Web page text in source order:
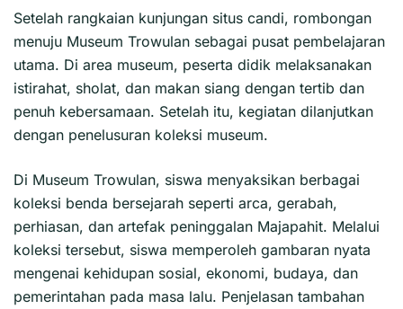
Setelah rangkaian kunjungan situs candi, rombongan
menuju Museum Trowulan sebagai pusat pembelajaran
utama. Di area museum, peserta didik melaksanakan
istirahat, sholat, dan makan siang dengan tertib dan
penuh kebersamaan. Setelah itu, kegiatan dilanjutkan
dengan penelusuran koleksi museum.
Di Museum Trowulan, siswa menyaksikan berbagai
koleksi benda bersejarah seperti arca, gerabah,
perhiasan, dan artefak peninggalan Majapahit. Melalui
koleksi tersebut, siswa memperoleh gambaran nyata
mengenai kehidupan sosial, ekonomi, budaya, dan
pemerintahan pada masa lalu. Penjelasan tambahan